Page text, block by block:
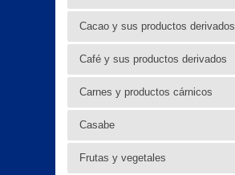
Cacao y sus productos derivados
Café y sus productos derivados
Carnes y productos cárnicos
Casabe
Frutas y vegetales